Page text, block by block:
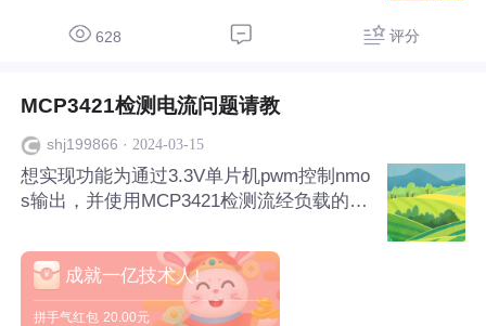
不言而喻。从最初的静态网页到如今的动态
628 评分
MCP3421检测电流问题请教
shj199866 · 2024-03-15
想实现功能为通过3.3V单片机pwm控制nmo
s输出，并使用MCP3421检测流经负载的电
个10Ω的负载不是电机（类似电热丝的东
西）负载最大电流300mA RL1是为了方便
测试模拟的负载电阻，实际不贴
成就一亿技术人!
拼手气红包 20.00元